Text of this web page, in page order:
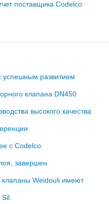
поставщика Codelco
успешным развитием
клапана DN450
высокого качества
с Codelco
завершен
Weidouli имеют